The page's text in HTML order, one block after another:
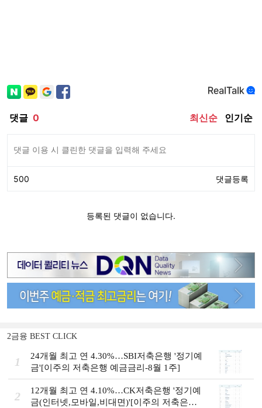
2금융 BEST CLICK
1
24개월 최고 연 4.30%…SBI저축은행 '정기예
금'[이주의 저축은행 예금금리-8월 1주]
2
12개월 최고 연 4.10%…CK저축은행 '정기예
금(인터넷,모바일,비대면)'[이주의 저축은행